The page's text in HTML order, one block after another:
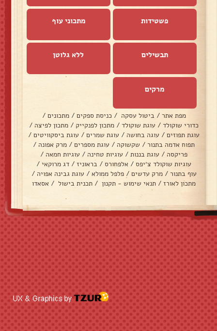
פשטידות מתכוני עוף
תבשילים ללא גלוטן
מרקים
מפת אתר / ביטול עסקה / כניסת ספקים / מתכונים /
כדורי שוקולד / עוגת שוקולד / מתכון לפנקייק / מתכון לפיצה /
עוגת תפוזים / עוגה בחושה / עוגת שמרים / עוגת ביסקוויטים /
תפוח אדמה בתנור / שקשוקה / עוגת מספרים / מרק אפונה /
פריקסה / עוגת בננות / עוגיות טחינה / עוגיות חמאה /
עוגיות שוקולד צ׳יפס / אלפחורס / בראוניז / דג מרוקאי /
עוף בתנור / מרק עדשים / פלפל ממולא / עוגת גבינה אפויה /
מתכון לאורז / תנאי שימוש - תקנון / תכנית בישול / אסאדו